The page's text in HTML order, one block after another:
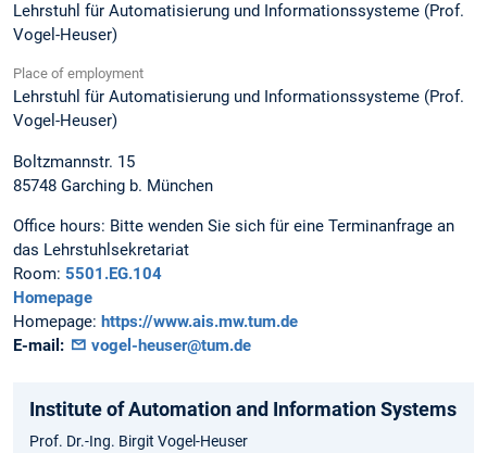
Lehrstuhl für Automatisierung und Informationssysteme (Prof.
Vogel-Heuser)
Place of employment
Lehrstuhl für Automatisierung und Informationssysteme (Prof.
Vogel-Heuser)
Boltzmannstr. 15
85748 Garching b. München
Office hours: Bitte wenden Sie sich für eine Terminanfrage an
das Lehrstuhlsekretariat
Room: 5501.EG.104
Homepage
Homepage: https://www.ais.mw.tum.de
E-mail:
vogel-heuser@tum.de
Institute of Automation and Information Systems
Prof. Dr.-Ing. Birgit Vogel-Heuser